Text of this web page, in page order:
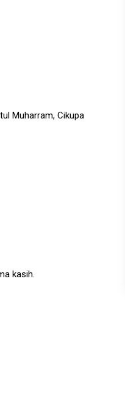
Muharram, Cikupa
kasih.